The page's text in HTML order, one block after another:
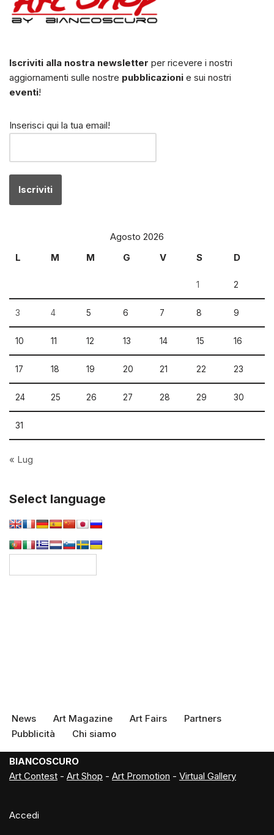
Iscriviti alla nostra newsletter per ricevere i nostri
aggiornamenti sulle nostre pubblicazioni e sui nostri
eventi!
Inserisci qui la tua email!
Agosto 2026
L
M M G V S D
1 2
3 4 5 6 7 8 9
10 11 12 13 14 15 16
17 18 19 20 21 22 23
24 25 26 27 28 29 30
31
« Lug
Select language
News Art Magazine Art Fairs
Partners
Pubblicità
Chi siamo
BIANCOSCURO
Art Contest - Art Shop - Art Promotion - Virtual Gallery
Accedi